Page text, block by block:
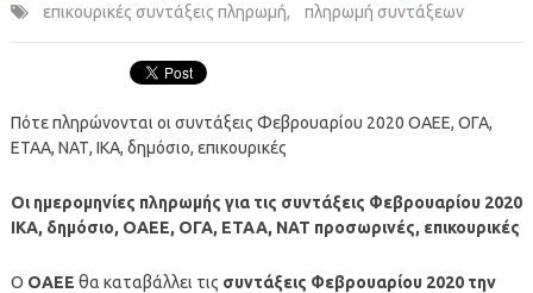
επικουρικές συντάξεις πληρωμή, πληρωμή συντάξεων
Πότε πληρώνονται οι συντάξεις Φεβρουαρίου 2020 ΟΑΕΕ, ΟΓΑ,
ΕΤΑΑ, ΝΑΤ, ΙΚΑ, δημόσιο, επικουρικές
Οι ημερομηνίες πληρωμής για τις συντάξεις Φεβρουαρίου 2020
ΙΚΑ, δημόσιο, ΟΑΕΕ, ΟΓΑ, ΕΤΑΑ, ΝΑΤ προσωρινές, επικουρικές
Ο ΟΑΕΕ θα καταβάλλει τις συντάξεις Φεβρουαρίου 2020 την